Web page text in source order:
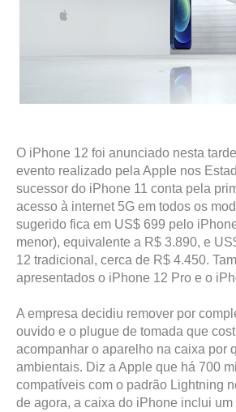
O iPhone 12 foi anunciado nesta
evento realizado pela Apple nos
sucessor do iPhone 11 conta pela
acesso à internet 5G em todos os
sugerido fica em US$ 699 pelo
menor), equivalente a R$ 3.890, e
12 tradicional, cerca de R$ 4.450.
apresentados o iPhone 12 Pro e o
A empresa decidiu remover por
ouvido e o plugue de tomada que
acompanhar o aparelho na caixa por
ambientais. Diz a Apple que há 700
compatíveis com o padrão Lightning
de agora, a caixa do iPhone inclui